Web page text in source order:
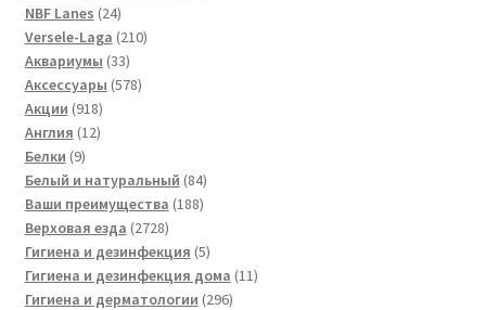
NBF Lanes 2424
товара
Versele-Laga 210210
Аквариумы 3333
товара
Аксессуары 578578
Акции 918918
товаров
Англия 1212
Белки 99
товаров
Белый и натуральный 8484
товара
Ваши преимущества 188188
Верховая езда 27282728
товаров
Гигиена и дезинфекция 55
товаров
Гигиена и дезинфекция дома 1111
Гигиена и дерматологии 296296